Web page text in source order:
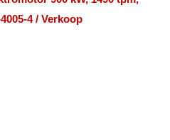
4 / Verkoop